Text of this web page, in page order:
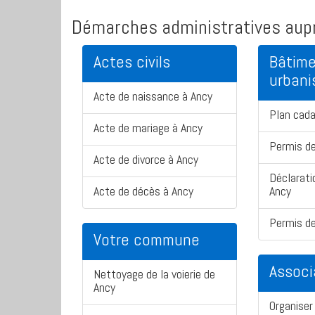
Démarches administratives
Actes civils
Acte de naissance à Ancy
Acte de mariage à Ancy
Acte de divorce à Ancy
Acte de décès à Ancy
Votre commune
Nettoyage de la voierie de
Ancy
Plan
Permis
Ancy
Permis